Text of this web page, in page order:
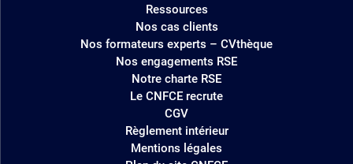
Ressources
Nos cas clients
Nos formateurs experts – CVthèque
Nos engagements RSE
Notre charte RSE
Le CNFCE recrute
CGV
Règlement intérieur
Mentions légales